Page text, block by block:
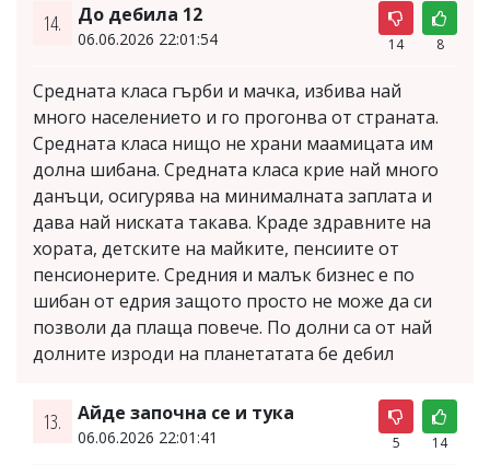
14. До дебила 12
06.06.2026 22:01:54 14 8
Средната класа гърби и мачка, избива най
много населението и го прогонва от страната.
Средната класа нищо не храни маамицата им
долна шибана. Средната класа крие най много
данъци, осигурява на минималната заплата и
дава най ниската такава. Краде здравните на
хората, детските на майките, пенсиите от
пенсионерите. Средния и малък бизнес е по
шибан от едрия защото просто не може да си
позволи да плаща повече. По долни са от най
долните изроди на планетатата бе дебил
13. Айде започна се и тука
06.06.2026 22:01:41 5 14